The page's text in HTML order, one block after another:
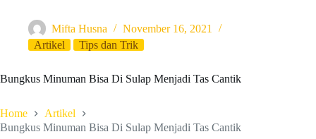
Mifta Husna
November 16, 2021
Artikel
Tips dan Trik
Bungkus Minuman Bisa Di Sulap Menjadi Tas Cantik
Home
Artikel
Bungkus Minuman Bisa Di Sulap Menjadi Tas Cantik